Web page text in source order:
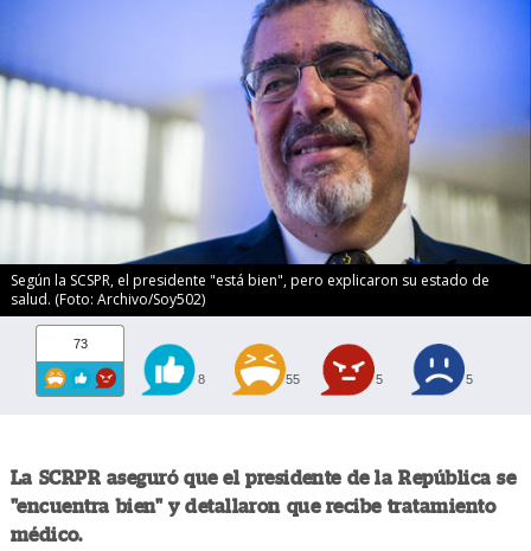
Según la SCSPR, el presidente "está bien", pero explicaron su estado de
salud. (Foto: Archivo/Soy502)
73
8 55 5 5
La SCRPR aseguró que el presidente de la República se
"encuentra bien" y detallaron que recibe tratamiento
médico.